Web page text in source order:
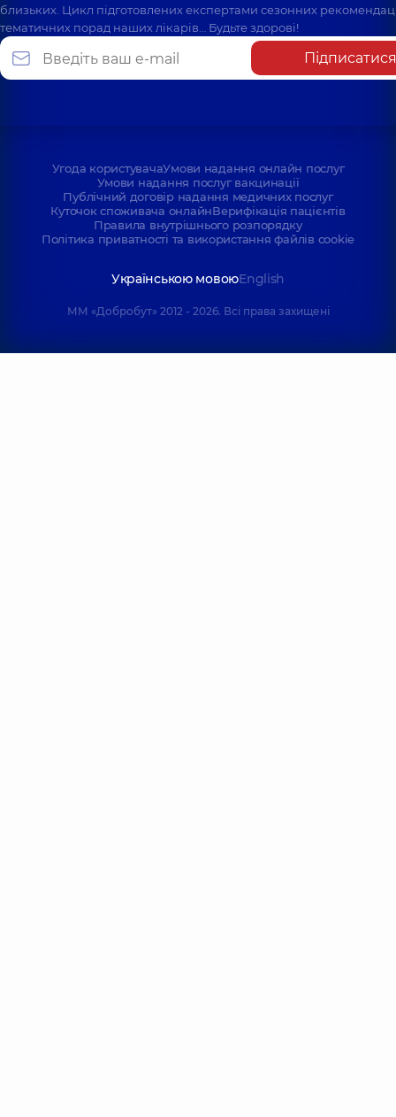
близьких. Цикл підготовлених експертами сезонних
тематичних порад наших лікарів… Будьте здорові!
Підписатися
Угода користувачаУмови надання онлайн послуг
Умови надання послуг вакцинації
Публічний договір надання медичних послуг
Куточок споживача онлайнВерифікація пацієнтів
Правила внутрішнього розпорядку
Політика приватності та використання файлів cookie
Українською мовоюEnglish
ММ «Добробут» 2012 - 2026. Всі права захищені